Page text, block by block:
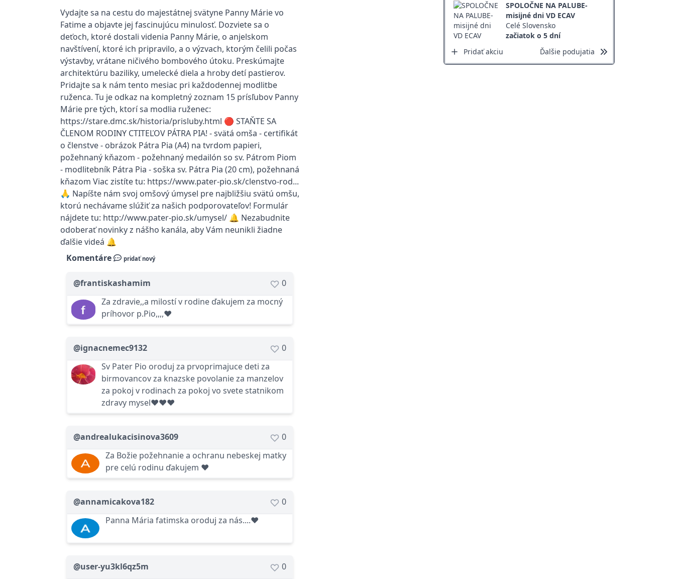
Vydajte sa na cestu do majestátnej svätyne Panny Márie vo
Fatime a objavte jej fascinujúcu minulosť. Dozviete sa o
deťoch, ktoré dostali videnia Panny Márie, o anjelskom
navštívení, ktoré ich pripravilo, a o výzvach, ktorým čelili počas
výstavby, vrátane ničivého bombového útoku. Preskúmajte
architektúru baziliky, umelecké diela a hroby detí pastierov.
Pridajte sa k nám tento mesiac pri každodennej modlitbe
ruženca. Tu je odkaz na kompletný zoznam 15 prísľubov Panny
Márie pre tých, ktorí sa modlia ruženec:
https://stare.dmc.sk/historia/prisluby.html 🔴 STAŇTE SA
ČLENOM RODINY CTITEĽOV PÁTRA PIA! - svätá omša - certifikát
o členstve - obrázok Pátra Pia (A4) na tvrdom papieri,
požehnaný kňazom - požehnaný medailón so sv. Pátrom Piom
- modlitebník Pátra Pia - soška sv. Pátra Pia (20 cm), požehnaná
kňazom Viac zistíte tu: https://www.pater-pio.sk/clenstvo-rod...
🙏 Napíšte nám svoj omšový úmysel pre najbližšiu svätú omšu,
ktorú nechávame slúžiť za našich podporovateľov! Formulár
nájdete tu: http://www.pater-pio.sk/umysel/ 🔔 Nezabudnite
odoberať novinky z nášho kanála, aby Vám neunikli žiadne
ďalšie videá 🔔
Komentáre
pridať nový
@frantiskashamim
0
Za zdravie,,a milostí v rodine ďakujem za mocný
príhovor p.Pio,,,,❤
@ignacnemec9132
0
Sv Pater Pio oroduj za prvoprimajuce deti za
birmovancov za knazske povolanie za manzelov
za pokoj v rodinach za pokoj vo svete statnikom
zdravy mysel❤❤❤
@andrealukacisinova3609
0
Za Božie požehnanie a ochranu nebeskej matky
pre celú rodinu ďakujem ❤
@annamicakova182
0
Panna Mária fatimska oroduj za nás....❤
@user-yu3kl6qz5m
0
SPOLOČNE NA PALUBE-
misijné dni VD ECAV
Celé Slovensko
začiatok o 5 dní
Pridať akciu
Ďalšie podujatia